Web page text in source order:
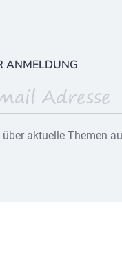
ANMELDUNG
aktuelle Themen